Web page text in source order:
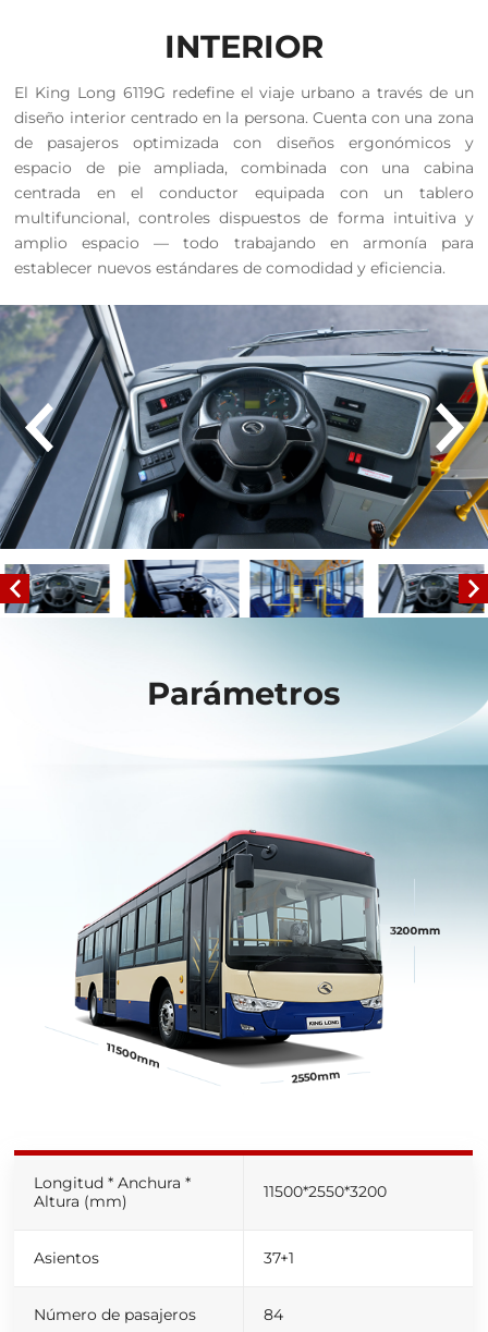
INTERIOR
El King Long 6119G redefine el viaje urbano a través de un
diseño interior centrado en la persona. Cuenta con una zona
de pasajeros optimizada con diseños ergonómicos y
espacio de pie ampliada, combinada con una cabina
centrada en el conductor equipada con un tablero
multifuncional, controles dispuestos de forma intuitiva y
amplio espacio — todo trabajando en armonía para
establecer nuevos estándares de comodidad y eficiencia.
Parámetros
Longitud * Anchura *
Altura (mm)
11500*2550*3200
Asientos 37+1
Número de pasajeros 84